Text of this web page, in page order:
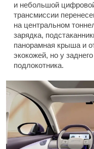
и небольшой
трансмиссии
на центральном
зарядка,
панорамная крыша и
экокожей, но у
подлокотника.